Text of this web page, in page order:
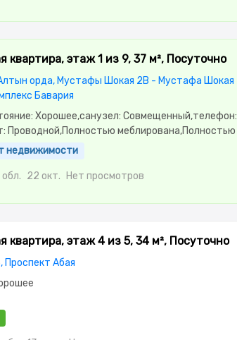
квартира, этаж 1 из 9, 37 м², Посуточно
орда, Мустафы Шокая 2В - Мустафа Шокая
Бавария
Хорошее,санузел: Совмещенный,телефон:
Проводной,Полностью меблирована,Полностью
3.0,паркинг: Рядом охраняемая
недвижимости
22 окт. Нет просмотров
квартира, этаж 4 из 5, 34 м², Посуточно
Проспект Абая